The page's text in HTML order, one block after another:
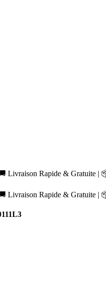
Livraison Rapide & Gratuite |
Livraison Rapide & Gratuite |